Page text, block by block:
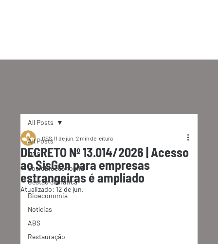
All Posts
NBS
Sociobioeconomia
Gestão climática
Bioeconomia
Notícias
ABS
Restauração
All Posts
DECRETO Nº 13.014/2026 | Acesso
ao SisGen para empresas
estrangeiras é ampliado
GSS 11 de jun. 2 min de leitura
Atualizado:12 de jun.